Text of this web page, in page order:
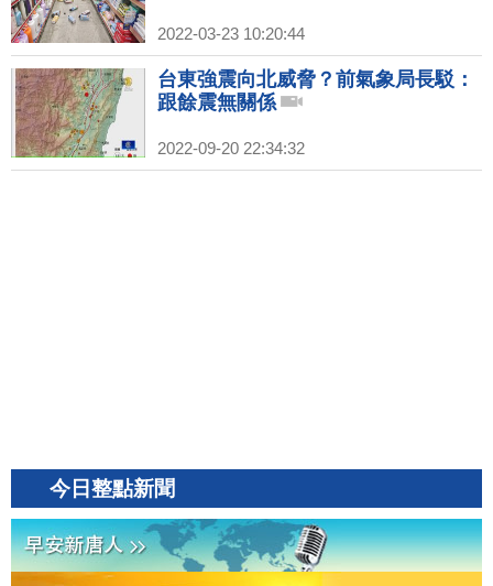
2022-03-23 10:20:44
台東強震向北威脅？前氣象局長駁：
跟餘震無關係
2022-09-20 22:34:32
今日整點新聞